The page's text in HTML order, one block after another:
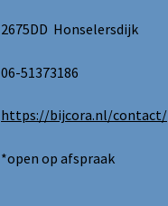
2675DD Honselersdijk
06-51373186
https://bijcora.nl/contact/
*open op afspraak